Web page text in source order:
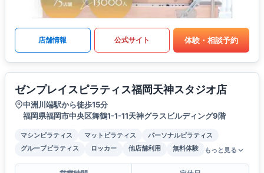
店舗情報 公式サイト 体験・相談予約
ゼンプレイスピラティス福岡天神スタジオ店
中洲川端駅から徒歩15分
福岡県福岡市中央区舞鶴1-1-11天神グラスビルディング9階
マシンピラティス マットピラティス
パーソナルピラティス
グループピラティス
ロッカー 他店舗利用 無料体験 もっと見る